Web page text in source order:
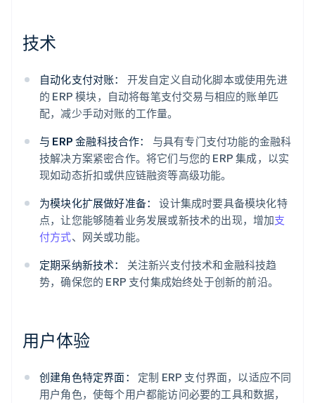
技术
自动化支付对账：
开发自定义自动化脚本或使用先进
的 ERP 模块，自动将每笔支付交易与相应的账单匹
配，减少手动对账的工作量。
与 ERP 金融科技合作：
与具有专门支付功能的金融科
技解决方案紧密合作。将它们与您的 ERP 集成，以实
现如动态折扣或供应链融资等高级功能。
为模块化扩展做好准备：
设计集成时要具备模块化特
点，让您能够随着业务发展或新技术的出现，增加支
付方式、网关或功能。
定期采纳新技术：
关注新兴支付技术和金融科技趋
势，确保您的 ERP 支付集成始终处于创新的前沿。
用户体验
创建角色特定界面：
定制 ERP 支付界面，以适应不同
用户角色，使每个用户都能访问必要的工具和数据，